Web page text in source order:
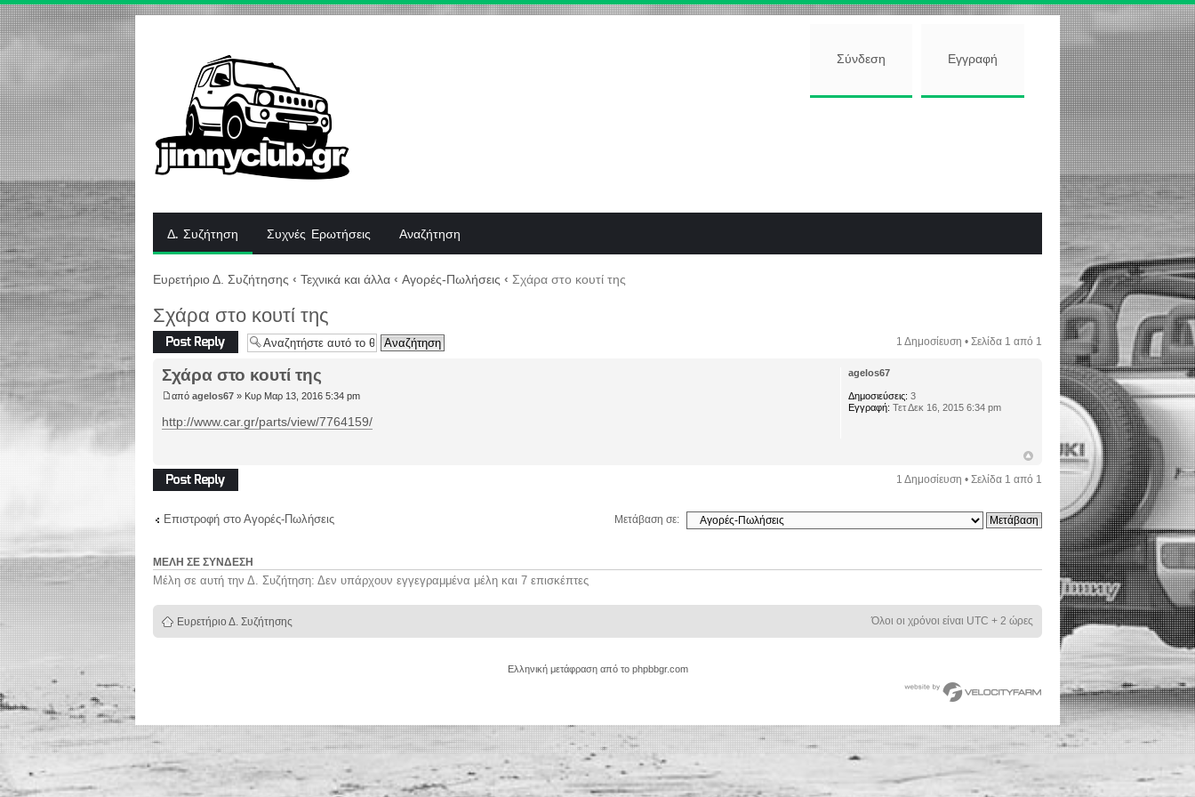
Σύνδεση Εγγραφή
Δ. Συζήτηση Συχνές Ερωτήσεις Αναζήτηση
Ευρετήριο Δ. Συζήτησης ‹ Τεχνικά και άλλα ‹ Αγορές-Πωλήσεις ‹ Σχάρα στο κουτί της
Σχάρα στο κουτί της
Δημιουργία
απάντησης
1 Δημοσίευση • Σελίδα 1 από 1
Σχάρα στο κουτί της
από agelos67 » Κυρ Μαρ 13, 2016 5:34 pm
http://www.car.gr/parts/view/7764159/
agelos67
Δημοσιεύσεις: 3
Εγγραφή: Τετ Δεκ 16, 2015 6:34 pm
Δημιουργία
απάντησης
1 Δημοσίευση • Σελίδα 1 από 1
Επιστροφή στο Αγορές-Πωλήσεις Μετάβαση σε:
ΜΈΛΗ ΣΕ ΣΎΝΔΕΣΗ
Μέλη σε αυτή την Δ. Συζήτηση: Δεν υπάρχουν εγγεγραμμένα μέλη και 7 επισκέπτες
Ευρετήριο Δ. Συζήτησης Όλοι οι χρόνοι είναι UTC + 2 ώρες
Ελληνική μετάφραση από το phpbbgr.com